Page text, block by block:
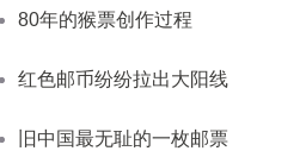
80年的猴票创作过程
红色邮币纷纷拉出大阳线
旧中国最无耻的一枚邮票